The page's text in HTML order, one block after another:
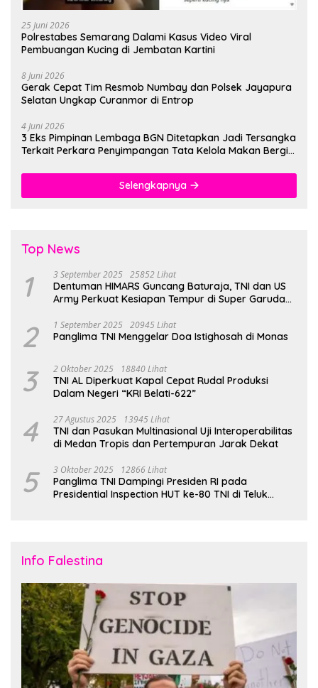
25 Juni 2026
Polrestabes Semarang Dalami Kasus Video Viral
Pembuangan Kucing di Jembatan Kartini
8 Juni 2026
Gerak Cepat Tim Resmob Numbay dan Polsek Jayapura
Selatan Ungkap Curanmor di Entrop
4 Juni 2026
3 Eks Pimpinan Lembaga BGN Ditetapkan Jadi Tersangka
Terkait Perkara Penyimpangan Tata Kelola Makan Bergizi
Selengkapnya
Top News
1 3 September 2025 25852 Lihat
Dentuman HIMARS Guncang Baturaja, TNI dan US
Army Perkuat Kesiapan Tempur di Super Garuda
2 1 September 2025 20945 Lihat
Panglima TNI Menggelar Doa Istighosah di Monas
3 2 Oktober 2025 18840 Lihat
TNI AL Diperkuat Kapal Cepat Rudal Produksi
Dalam Negeri “KRI Belati-622”
4 27 Agustus 2025 13945 Lihat
TNI dan Pasukan Multinasional Uji Interoperabilitas
di Medan Tropis dan Pertempuran Jarak Dekat
5 3 Oktober 2025 12866 Lihat
Panglima TNI Dampingi Presiden RI pada
Presidential Inspection HUT ke-80 TNI di Teluk
Info Falestina